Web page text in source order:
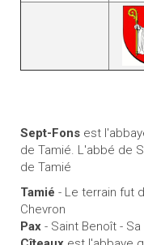
Sept-Fons est
de Tamié. L'abbé de
de Tamié
Tamié - Le terrain fut
Chevron
Pax - Saint Benoît -